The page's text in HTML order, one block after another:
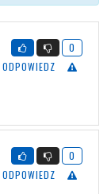
0
ODPOWIEDZ
0
ODPOWIEDZ